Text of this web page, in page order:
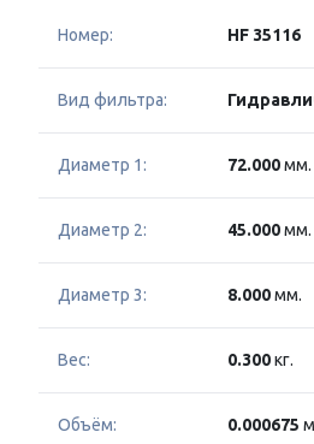
Номер: HF 35116
Вид фильтра:
Диаметр 1: 72.000мм.
Диаметр 2: 45.000мм.
Диаметр 3: 8.000мм.
Вес: 0.300кг.
Объём: 0.000675 м